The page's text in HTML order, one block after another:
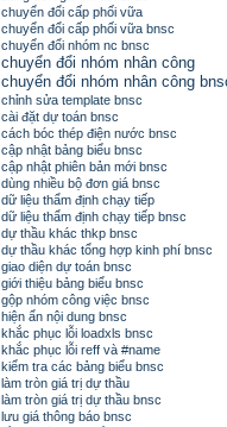
chuyển đổi cấp phối vữa
chuyển đổi cấp phối vữa bnsc
chuyển đổi nhóm nc bnsc
chuyển đổi nhóm nhân công
chuyển đổi nhóm nhân công
chỉnh sửa template bnsc
cài đặt dự toán bnsc
cách bóc thép điện nước bnsc
cập nhật bảng biểu bnsc
cập nhật phiên bản mới bnsc
dùng nhiều bộ đơn giá bnsc
dữ liệu thẩm định chạy tiếp
dữ liệu thẩm định chạy tiếp bnsc
dự thầu khác thkp bnsc
dự thầu khác tổng hợp kinh phí bnsc
giao diện dự toán bnsc
giới thiệu bảng biểu bnsc
gộp nhóm công việc bnsc
hiện ẩn nội dung bnsc
khắc phục lỗi loadxls bnsc
khắc phục lỗi reff và #name
kiểm tra các bảng biểu bnsc
làm tròn giá trị dự thầu
làm tròn giá trị dự thầu bnsc
lưu giá thông báo bnsc